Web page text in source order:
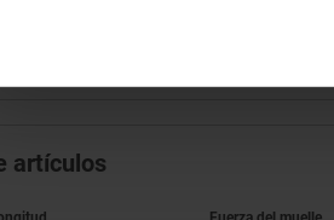
artículos